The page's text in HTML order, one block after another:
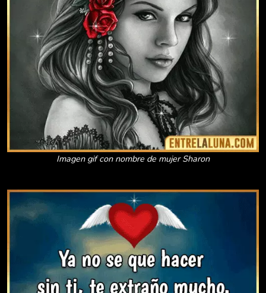
Imagen gif con nombre de mujer Sharon